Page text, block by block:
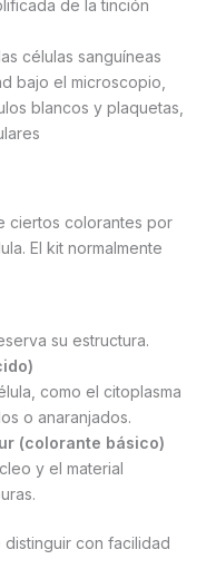
de la tinción
células sanguíneas
bajo el microscopio,
blancos y plaquetas,
ciertos colorantes por
El kit normalmente
su estructura.
como el citoplasma
o anaranjados.
(colorante básico)
y el material
con facilidad